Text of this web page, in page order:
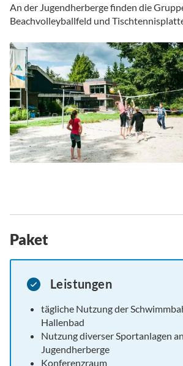
An der Jugendherberge finden die
Beachvolleyballfeld und
Paket
Leistungen
tägliche Nutzung der
Hallenbad
Nutzung diverser Sportanlagen
Jugendherberge
Konferenzraum